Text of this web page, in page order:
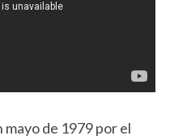
de 1979 por el